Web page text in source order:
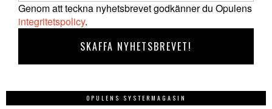
Genom att teckna nyhetsbrevet godkänner du Opulens
integritetspolicy.
OPULENS SYSTERMAGASIN